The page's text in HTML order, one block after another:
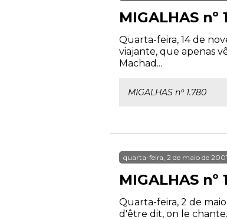
MIGALHAS nº
Quarta-feira, 14 de
viajante, que apenas
Machad...
MIGALHAS nº 1.780
quarta-feira, 2 de maio de
MIGALHAS nº
Quarta-feira, 2 de
d'être dit, on le